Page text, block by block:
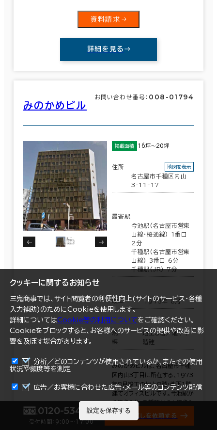
資料請求
詳細を見る
みのかめビル
お問い合わせ番号： 008-01794
掲載面積 16坪～20坪
住所
名古屋市千種区内山
3-11-17
地図を表示
最寄駅
今池駅(名古屋市営東
山線･桜通線) 1番口
2分
千種駅(名古屋市営東
山線) 3番口 6分
千種駅(JR) 7分
竣工 1973年 8月
規
模
地上8階／地下1
階建
みのかめビルは、名古屋市千種
区内山3丁目に所在する、1973
年8月竣工の地上8階・地下1階
建てオフィスビルです。今池駅か
ら徒歩2分、千種駅からも徒歩6
分という、地下鉄東山線沿線の
卓越した利便性を備えて
まとめて資料請求
0120-534-011
受付時間：9:00〜17:00
オフィス探しを依頼する
クッキーに関するお知らせ
三鬼商事では、サイト閲覧者の利便性向上(サイトのサービス・各種
入力補助)のためにCookieを使用します。
詳細についてはCookie等の利用についてをご確認ください。
Cookieをブロックすると、お客様へのサービスの提供や改善に影
響を及ぼす場合があります。
分析／どのコンテンツが使用されているか、またその使用
状況や頻度等を測定
広告／お客様に合わせた広告・メール等のコンテンツ配信
設定を保存する